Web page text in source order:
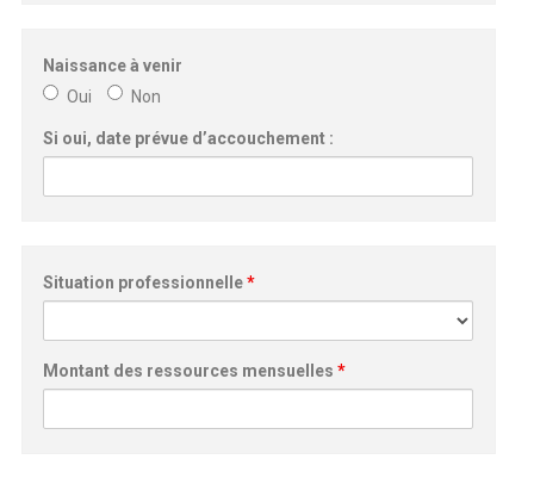
Naissance à venir
Oui
Non
Si oui, date prévue d’accouchement :
Situation professionnelle*
Montant des ressources mensuelles *